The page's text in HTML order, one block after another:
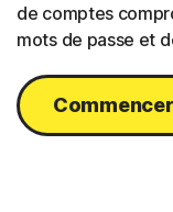
de comptes
mots de passe et
Commencer